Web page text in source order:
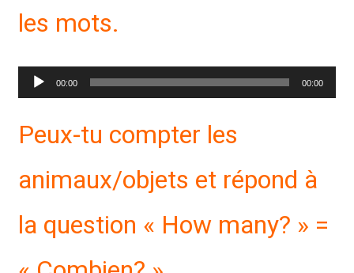
les mots.
Lecteur
audio
00:00 00:00
Peux-tu compter les
animaux/objets et répond à
la question « How many? » =